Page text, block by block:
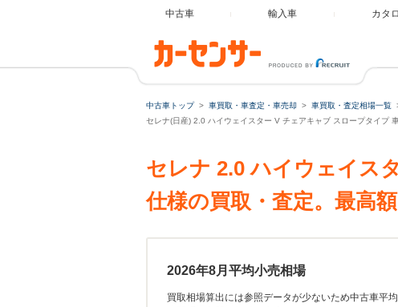
中古車 輸入車 カタ
中古車トップ 車買取・車査定・車売却 車買取・査定相場一覧
セレナ(日産) 2.0 ハイウェイスター V チェアキャブ スロープタイプ
セレナ 2.0 ハイウェイス
仕様の買取・査定。最高
2026年8月平均小売相場
買取相場算出には参照データが少ないため中古車平均